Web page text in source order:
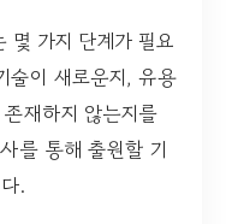
몇 가지 단계가 필요
술이 새로운지, 유용
재하지 않는지를
를 통해 출원할 기
.